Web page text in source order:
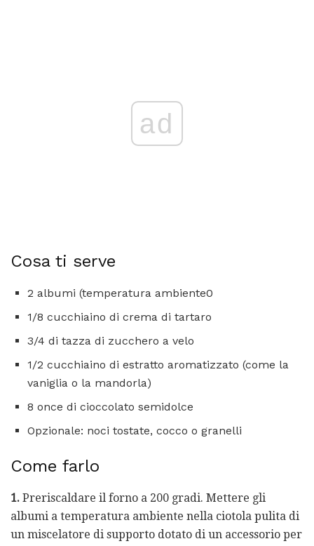
ad
Cosa ti serve
2 albumi (temperatura ambiente0
1/8 cucchiaino di crema di tartaro
3/4 di tazza di zucchero a velo
1/2 cucchiaino di estratto aromatizzato (come la
vaniglia o la mandorla)
8 once di cioccolato semidolce
Opzionale: noci tostate, cocco o granelli
Come farlo
1. Preriscaldare il forno a 200 gradi. Mettere gli
albumi a temperatura ambiente nella ciotola pulita di
un miscelatore di supporto dotato di un accessorio per